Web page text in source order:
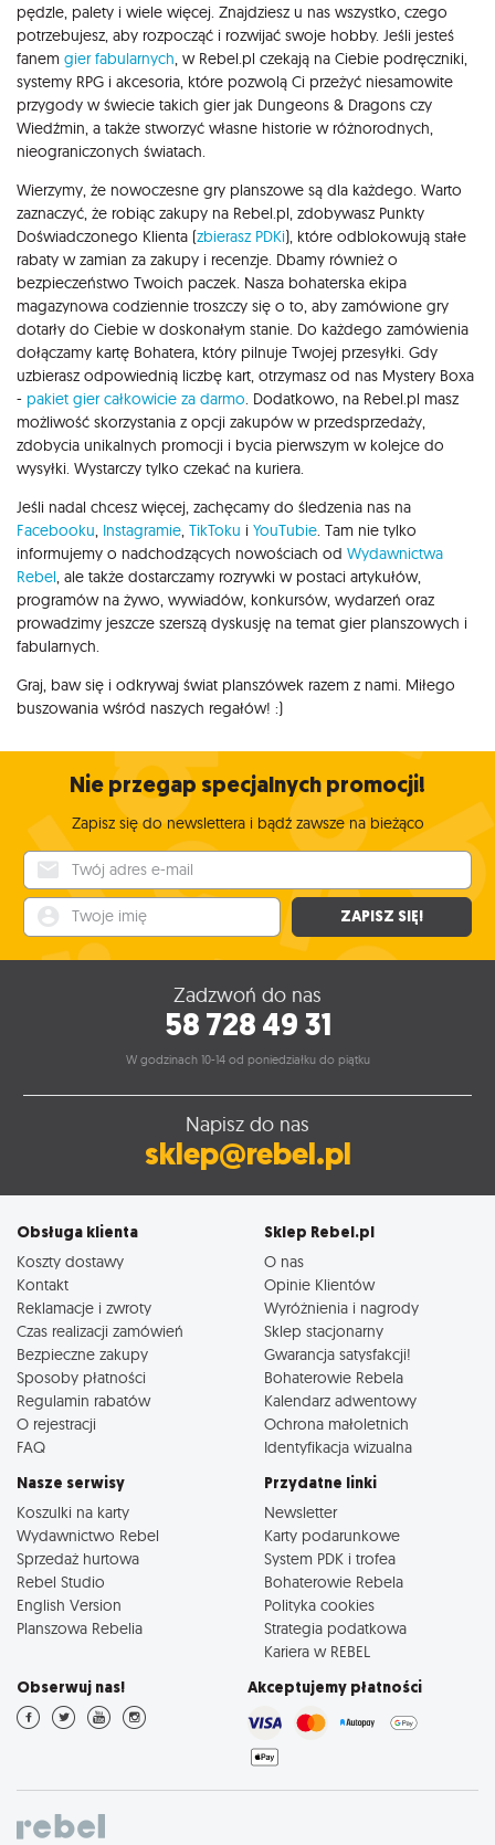
pędzle, palety i wiele więcej. Znajdziesz u nas wszystko, czego
potrzebujesz, aby rozpocząć i rozwijać swoje hobby. Jeśli jesteś
fanem gier fabularnych, w Rebel.pl czekają na Ciebie podręczniki,
systemy RPG i akcesoria, które pozwolą Ci przeżyć niesamowite
przygody w świecie takich gier jak Dungeons & Dragons czy
Wiedźmin, a także stworzyć własne historie w różnorodnych,
nieograniczonych światach.
Wierzymy, że nowoczesne gry planszowe są dla każdego. Warto
zaznaczyć, że robiąc zakupy na Rebel.pl, zdobywasz Punkty
Doświadczonego Klienta (zbierasz PDKi), które odblokowują stałe
rabaty w zamian za zakupy i recenzje. Dbamy również o
bezpieczeństwo Twoich paczek. Nasza bohaterska ekipa
magazynowa codziennie troszczy się o to, aby zamówione gry
dotarły do Ciebie w doskonałym stanie. Do każdego zamówienia
dołączamy kartę Bohatera, który pilnuje Twojej przesyłki. Gdy
uzbierasz odpowiednią liczbę kart, otrzymasz od nas Mystery Boxa
- pakiet gier całkowicie za darmo. Dodatkowo, na Rebel.pl masz
możliwość skorzystania z opcji zakupów w przedsprzedaży,
zdobycia unikalnych promocji i bycia pierwszym w kolejce do
wysyłki. Wystarczy tylko czekać na kuriera.
Jeśli nadal chcesz więcej, zachęcamy do śledzenia nas na
Facebooku, Instagramie, TikToku i YouTubie. Tam nie tylko
informujemy o nadchodzących nowościach od Wydawnictwa
Rebel, ale także dostarczamy rozrywki w postaci artykułów,
programów na żywo, wywiadów, konkursów, wydarzeń oraz
prowadzimy jeszcze szerszą dyskusję na temat gier planszowych i
fabularnych.
Graj, baw się i odkrywaj świat planszówek razem z nami. Miłego
buszowania wśród naszych regałów! :)
Nie przegap specjalnych promocji!
Zapisz się do newslettera i bądź zawsze na bieżąco
ZAPISZ SIĘ!
Zadzwoń do nas
58 728 49 31
W godzinach 10-14 od poniedziałku do piątku
Napisz do nas
sklep@rebel.pl
Obsługa klienta
Koszty dostawy
Kontakt
Reklamacje i zwroty
Czas realizacji zamówień
Bezpieczne zakupy
Sposoby płatności
Regulamin rabatów
O rejestracji
FAQ
Sklep Rebel.pl
O nas
Opinie Klientów
Wyróżnienia i nagrody
Sklep stacjonarny
Gwarancja satysfakcji!
Bohaterowie Rebela
Kalendarz adwentowy
Ochrona małoletnich
Identyfikacja wizualna
Nasze serwisy
Koszulki na karty
Wydawnictwo Rebel
Sprzedaż hurtowa
Rebel Studio
English Version
Planszowa Rebelia
Przydatne linki
Newsletter
Karty podarunkowe
System PDK i trofea
Bohaterowie Rebela
Polityka cookies
Strategia podatkowa
Kariera w REBEL
Obserwuj nas! Akceptujemy płatności